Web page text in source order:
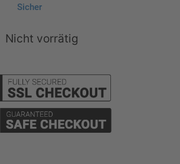
Sicher
Nicht vorrätig